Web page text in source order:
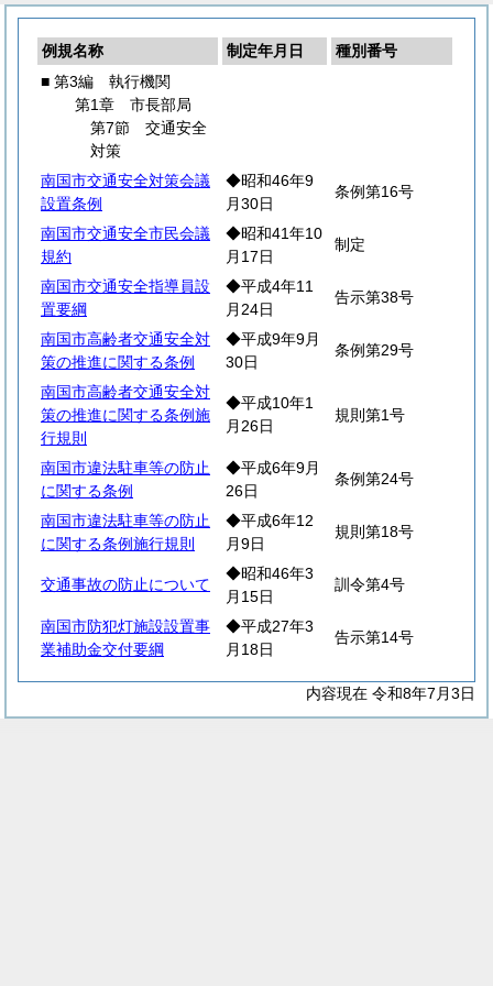
例規名称 制定年月日
種別番号
■ 第3編 執行機関
第1章 市長部局
第7節 交通安全
対策
南国市交通安全対策会議
設置条例
◆昭和46年9
月30日
条例第16号
南国市交通安全市民会議
規約
◆昭和41年10
月17日
制定
南国市交通安全指導員設
置要綱
◆平成4年11
月24日
告示第38号
南国市高齢者交通安全対
策の推進に関する条例
◆平成9年9月
30日
条例第29号
南国市高齢者交通安全対
策の推進に関する条例施
行規則
◆平成10年1
月26日
規則第1号
南国市違法駐車等の防止
に関する条例
◆平成6年9月
26日
条例第24号
南国市違法駐車等の防止
に関する条例施行規則
◆平成6年12
月9日
規則第18号
交通事故の防止について
◆昭和46年3
月15日
訓令第4号
南国市防犯灯施設設置事
業補助金交付要綱
◆平成27年3
月18日
告示第14号
内容現在 令和8年7月3日